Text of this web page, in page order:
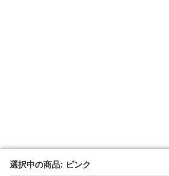
選択中の商品: ピンク
選択中の商品: ピンク